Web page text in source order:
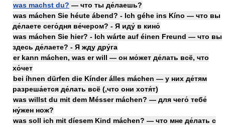
was machst du? — что ты де́лаешь?
was máchen Sie héute ábend? - Ich géhe ins Kíno — что вы
де́лаете сего́дня ве́чером? - Я иду́ в кино́
was máchen Sie hier? - Ich wárte auf éinen Freund — что вы
здесь де́лаете? - Я жду дру́га
er kann máchen, was er will — он мо́жет де́лать всё, что
хо́чет
bei íhnen dürfen die Kínder álles máchen — у них де́тям
разреша́ется де́лать всё (,что они хотя́т)
was willst du mit dem Mésser máchen? — для чего́ тебе́
ну́жен нож?
was soll ich mit díesem Kind máchen? — что мне де́лать с